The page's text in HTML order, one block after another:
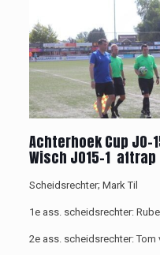
Achterhoek Cup JO-
Wisch JO15-1 aftrap
Scheidsrechter; Mark Til
1e ass. scheidsrechter:
2e ass. scheidsrechter:Tom